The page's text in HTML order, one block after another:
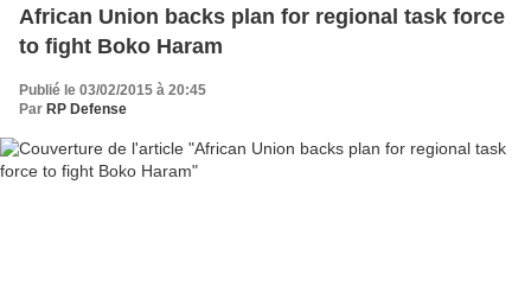
African Union backs plan for regional task force
to fight Boko Haram
Publié le 03/02/2015 à 20:45
Par RP Defense